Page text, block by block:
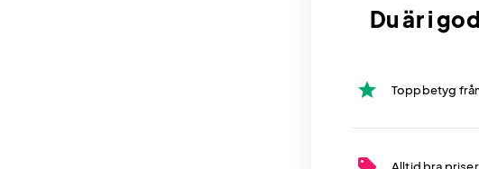
Du är i
star Toppbetyg
Alltid bra priser